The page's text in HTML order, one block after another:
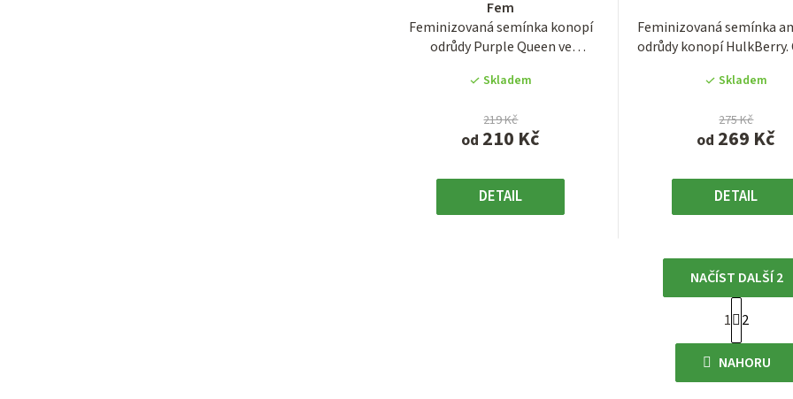
Fem
Feminizovaná semínka konopí
odrůdy Purple Queen ve
Skladem
od 210 Kč
219 Kč
DETAIL
je
4,0
z
hvězdiček.
Feminizovaná semínka
odrůdy konopí HulkBerry.
Skladem
od 269 Kč
275 Kč
DETAIL
3,8
z
hvězdiček.
O
v
l
NAČÍST DALŠÍ 2
S
t
r
á
1 2
NAHORU